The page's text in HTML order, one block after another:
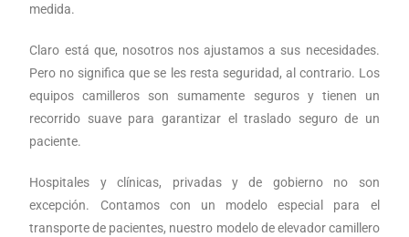
medida.
Claro está que, nosotros nos ajustamos a sus necesidades.
Pero no significa que se les resta seguridad, al contrario. Los
equipos camilleros son sumamente seguros y tienen un
recorrido suave para garantizar el traslado seguro de un
paciente.
Hospitales y clínicas, privadas y de gobierno no son
excepción. Contamos con un modelo especial para el
transporte de pacientes, nuestro modelo de elevador camillero